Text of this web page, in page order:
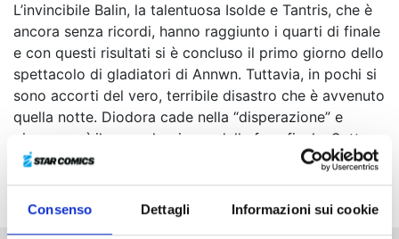
Consenso Dettagli Informazioni sui cookie
L’invincibile Balin, la talentuosa Isolde e Tantris, che è
ancora senza ricordi, hanno raggiunto i quarti di finale
e con questi risultati si è concluso il primo giorno dello
spettacolo di gladiatori di Annwn. Tuttavia, in pochi si
sono accorti del vero, terribile disastro che è avvenuto
quella notte. Diodora cade nella “disperazione” e
giunge così il secondo giorno della fase finale. Sotto
oscure nubi minacciose, Nasiens, Gawain e Isolde
salgono sul palco...